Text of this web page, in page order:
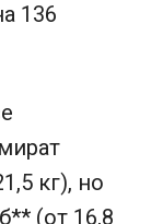
136
кг), но
(от 16,8